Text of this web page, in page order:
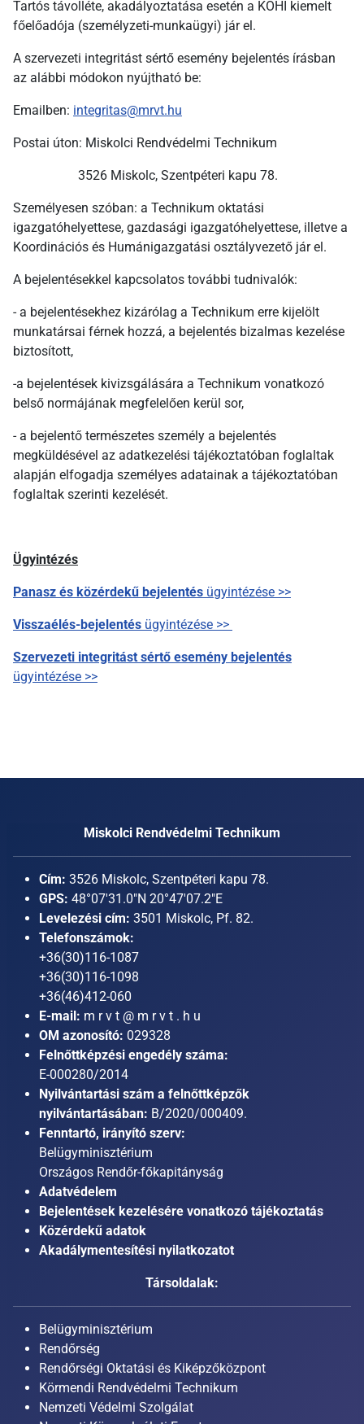
Tartós távolléte, akadályoztatása esetén a KOHI kiemelt
főelőadója (személyzeti-munkaügyi) jár el.
A szervezeti integritást sértő esemény bejelentés írásban
az alábbi módokon nyújtható be:
Emailben: integritas@mrvt.hu
Postai úton: Miskolci Rendvédelmi Technikum
3526 Miskolc, Szentpéteri kapu 78.
Személyesen szóban: a Technikum oktatási
igazgatóhelyettese, gazdasági igazgatóhelyettese, illetve a
Koordinációs és Humánigazgatási osztályvezető jár el.
A bejelentésekkel kapcsolatos további tudnivalók:
- a bejelentésekhez kizárólag a Technikum erre kijelölt
munkatársai férnek hozzá, a bejelentés bizalmas kezelése
biztosított,
-a bejelentések kivizsgálására a Technikum vonatkozó
belső normájának megfelelően kerül sor,
- a bejelentő természetes személy a bejelentés
megküldésével az adatkezelési tájékoztatóban foglaltak
alapján elfogadja személyes adatainak a tájékoztatóban
foglaltak szerinti kezelését.
Ügyintézés
Panasz és közérdekű bejelentés ügyintézése >>
Visszaélés-bejelentés ügyintézése >>
Szervezeti integritást sértő esemény bejelentés
ügyintézése >>
Miskolci Rendvédelmi Technikum
Cím: 3526 Miskolc, Szentpéteri kapu 78.
GPS: 48°07'31.0"N 20°47'07.2"E
Levelezési cím: 3501 Miskolc, Pf. 82.
Telefonszámok:
+36(30)116-1087
+36(30)116-1098
+36(46)412-060
E-mail: m r v t @ m r v t . h u
OM azonosító: 029328
Felnőttképzési engedély száma:
E-000280/2014
Nyilvántartási szám a felnőttképzők
nyilvántartásában: B/2020/000409.
Fenntartó, irányító szerv:
Belügyminisztérium
Országos Rendőr-főkapitányság
Adatvédelem
Bejelentések kezelésére vonatkozó tájékoztatás
Közérdekű adatok
Akadálymentesítési nyilatkozatot
Társoldalak:
Belügyminisztérium
Rendőrség
Rendőrségi Oktatási és Kiképzőközpont
Körmendi Rendvédelmi Technikum
Nemzeti Védelmi Szolgálat